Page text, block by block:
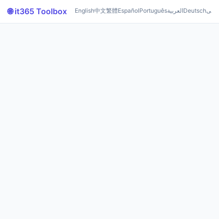
🌐 it365 Toolbox English中文繁體EspañolPortuguêsالعربيةDeutsch